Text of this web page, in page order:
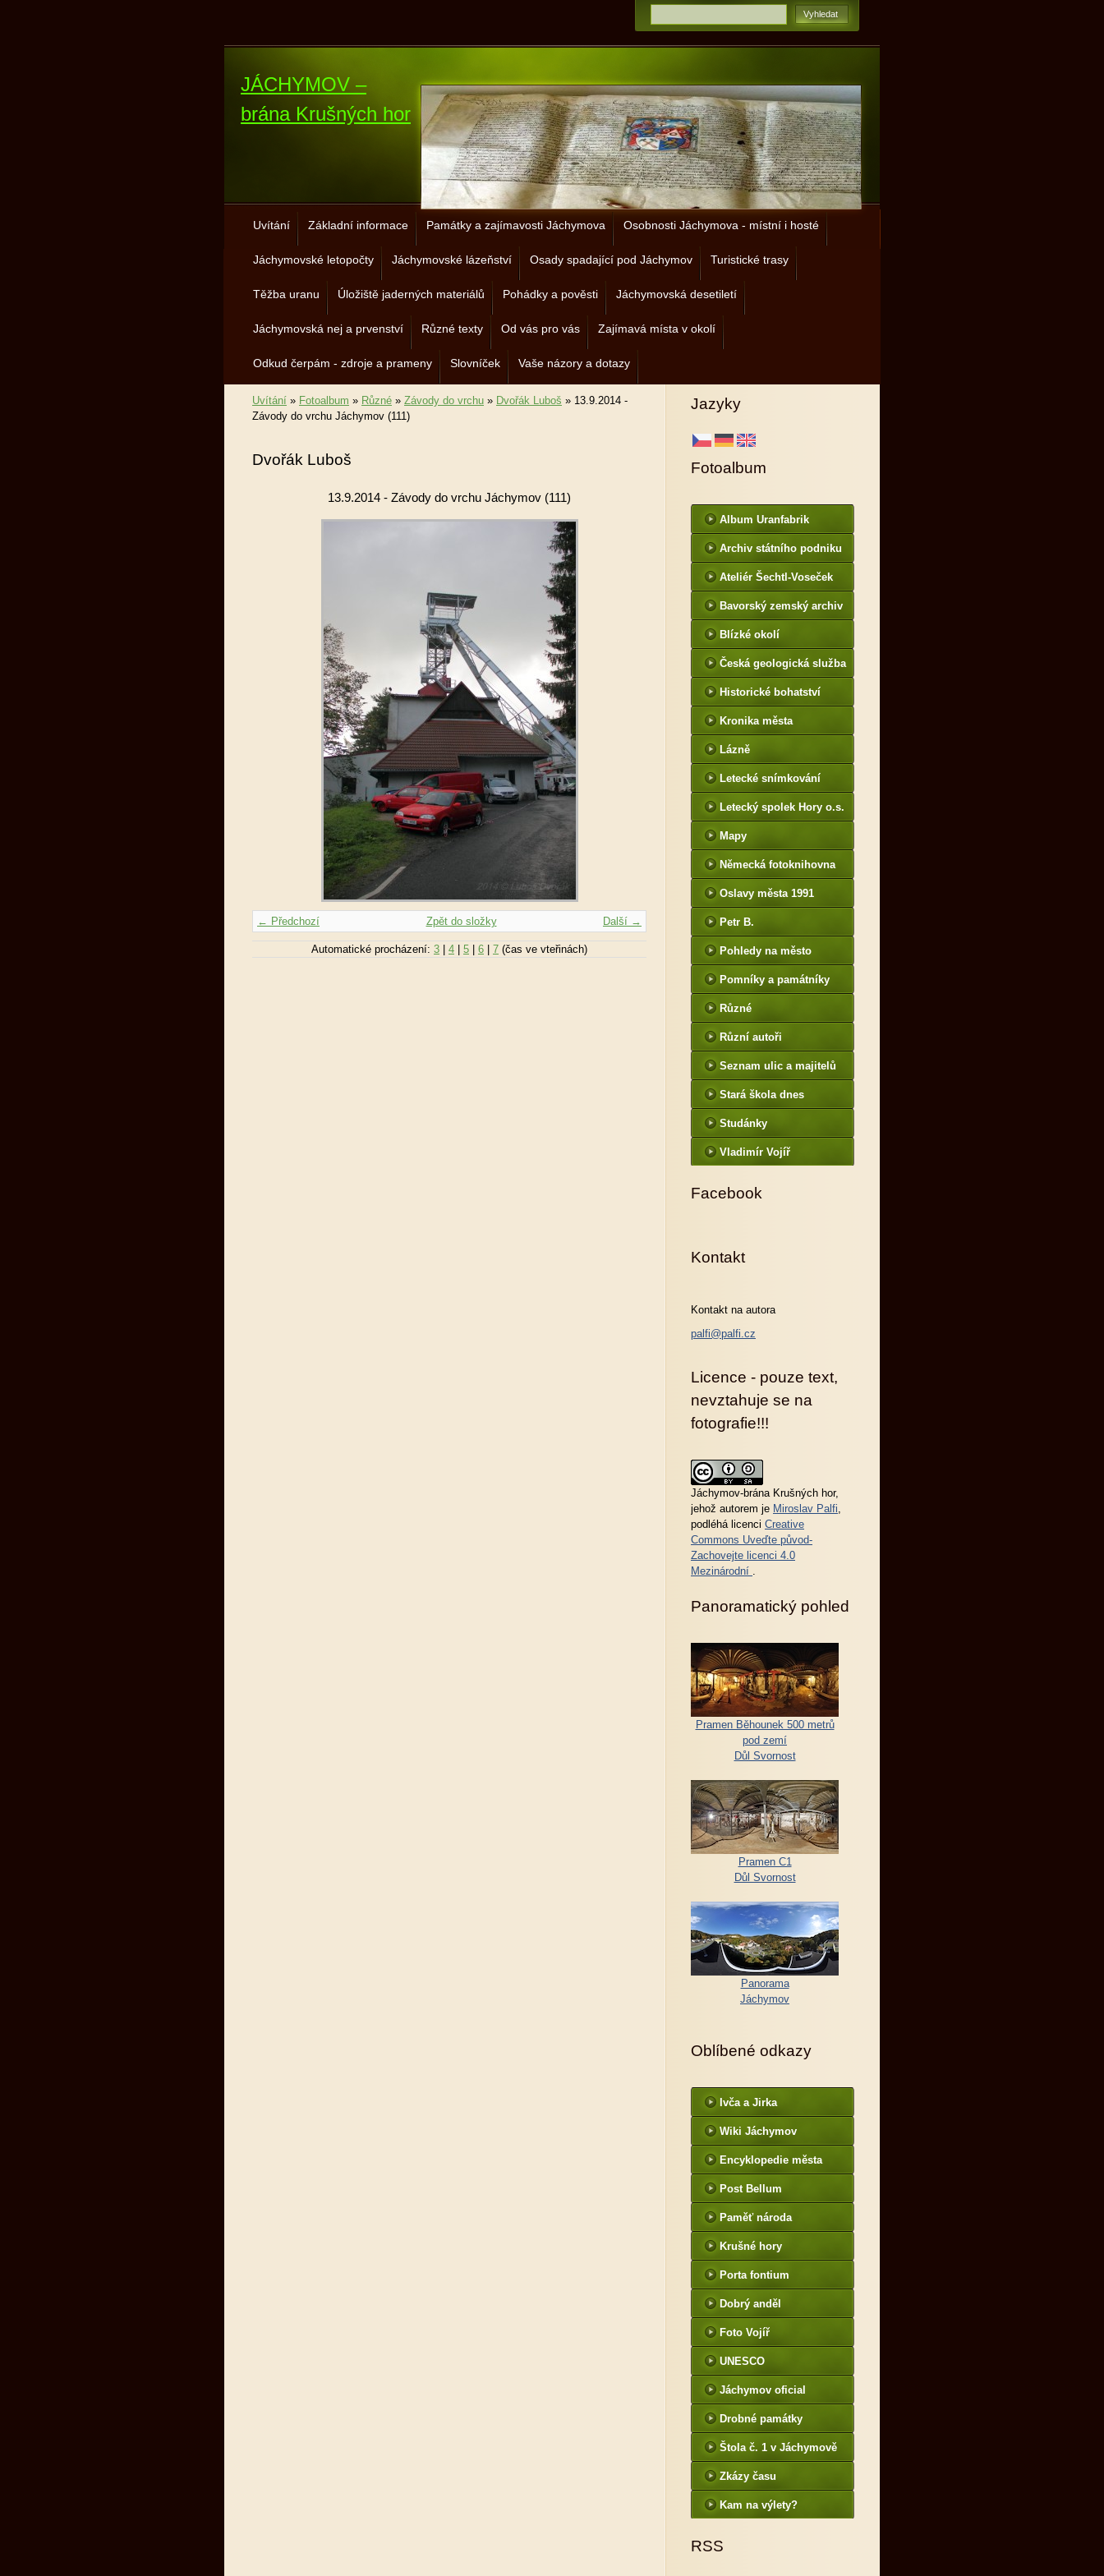
JÁCHYMOV –
brána Krušných hor
Uvítání Základní informace Památky a zajímavosti Jáchymova Osobnosti Jáchymova - místní i hosté
Jáchymovské letopočty Jáchymovské lázeňství Osady spadající pod Jáchymov Turistické trasy
Těžba uranu Úložiště jaderných materiálů Pohádky a pověsti Jáchymovská desetiletí
Jáchymovská nej a prvenství Různé texty Od vás pro vás Zajímavá místa v okolí
Odkud čerpám - zdroje a prameny Slovníček Vaše názory a dotazy
Uvítání » Fotoalbum » Různé » Závody do vrchu » Dvořák Luboš » 13.9.2014 -
Závody do vrchu Jáchymov (111)
Dvořák Luboš
13.9.2014 - Závody do vrchu Jáchymov (111)
← Předchozí Další →
Zpět do složky
Automatické procházení: 3 4 5 6 7 (čas ve vteřinách)
Jazyky
Fotoalbum
Album Uranfabrik
Archiv státního podniku
Ateliér Šechtl-Voseček
Bavorský zemský archiv
http://www.gda.bayern.de
Blízké okolí
Česká geologická služba
Historické bohatství
Kronika města
http://www.portafontium.
Lázně
Letecké snímkování
Letecký spolek Hory o.s.
Mapy
Německá fotoknihovna
http://www.deutschefotot
hek.de
Oslavy města 1991
Petr B.
(PB14.zonerama.com,
takatiky.rajce.idnes.cz)
Pohledy na město
Pomníky a památníky
Různé
Různí autoři
Seznam ulic a majitelů
Stará škola dnes
Studánky
Vladimír Vojíř
Facebook
Kontakt
Kontakt na autora
palfi@palfi.cz
Licence - pouze text,
nevztahuje se na
fotografie!!!
Jáchymov-brána Krušných hor,
jehož autorem je Miroslav Palfi,
podléhá licenci Creative
Commons Uveďte původ-
Zachovejte licenci 4.0
Mezinárodní .
Panoramatický pohled
Pramen Běhounek 500 metrů
pod zemí
Důl Svornost
Pramen C1
Důl Svornost
Panorama
Jáchymov
Oblíbené odkazy
Ivča a Jirka
Wiki Jáchymov
Encyklopedie města
Post Bellum
Paměť národa
Krušné hory
Porta fontium
Dobrý anděl
Foto Vojíř
UNESCO
Jáchymov oficial
Drobné památky
Štola č. 1 v Jáchymově
Zkázy času
Kam na výlety?
RSS